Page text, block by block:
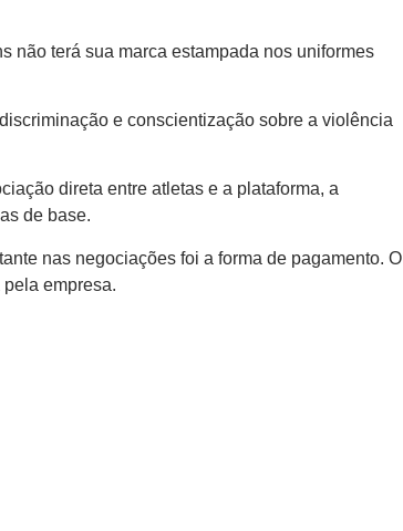
não terá sua marca estampada nos uniformes
e conscientização sobre a violência
direta entre atletas e a plataforma, a
de base.
nas negociações foi a forma de pagamento. O
empresa.